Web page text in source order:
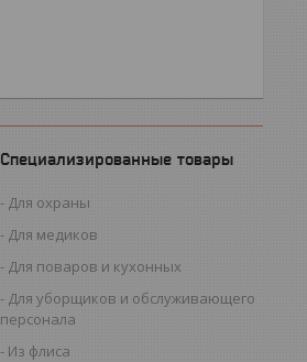
Специализированные товары
Для охраны
Для медиков
Для поваров и кухонных
Для уборщиков и обслуживающего
персонала
Из флиса